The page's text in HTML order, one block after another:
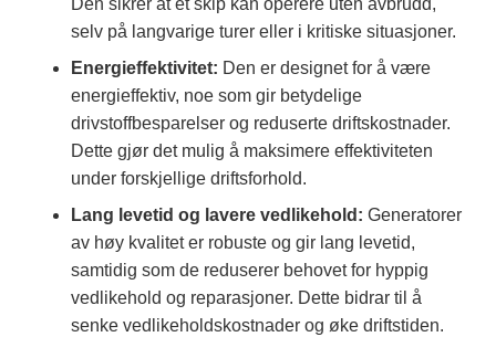
Den sikrer at et skip kan operere uten avbrudd,
selv på langvarige turer eller i kritiske situasjoner.
Energieffektivitet: Den er designet for å være
energieffektiv, noe som gir betydelige
drivstoffbesparelser og reduserte driftskostnader.
Dette gjør det mulig å maksimere effektiviteten
under forskjellige driftsforhold.
Lang levetid og lavere vedlikehold: Generatorer
av høy kvalitet er robuste og gir lang levetid,
samtidig som de reduserer behovet for hyppig
vedlikehold og reparasjoner. Dette bidrar til å
senke vedlikeholdskostnader og øke driftstiden.